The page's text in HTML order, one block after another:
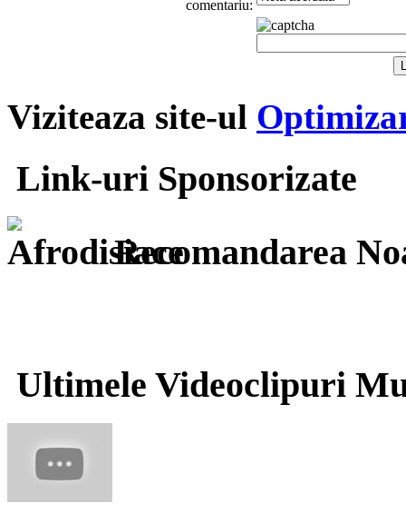
comentariu:
Viziteaza site-ul
Link-uri Sponsorizate
Recomandarea
Ultimele Videoclipuri